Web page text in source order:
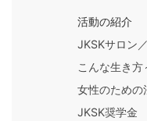
活動の紹介
JKSKサロン
こんな生き
女性のための
JKSK奨学金